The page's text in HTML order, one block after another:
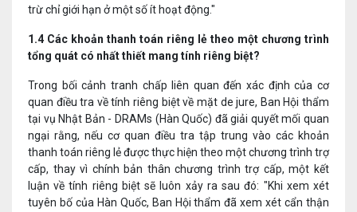
trừ chỉ giới hạn ở một số ít hoạt động."
1.4 Các khoản thanh toán riêng lẻ theo một chương trình
tổng quát có nhất thiết mang tính riêng biệt?
Trong bối cảnh tranh chấp liên quan đến xác định của cơ
quan điều tra về tính riêng biệt về mặt de jure, Ban Hội thẩm
tại vụ Nhật Bản - DRAMs (Hàn Quốc) đã giải quyết mối quan
ngại rằng, nếu cơ quan điều tra tập trung vào các khoản
thanh toán riêng lẻ được thực hiện theo một chương trình trợ
cấp, thay vì chính bản thân chương trình trợ cấp, một kết
luận về tính riêng biệt sẽ luôn xảy ra sau đó: "Khi xem xét
tuyên bố của Hàn Quốc, Ban Hội thẩm đã xem xét cẩn thận